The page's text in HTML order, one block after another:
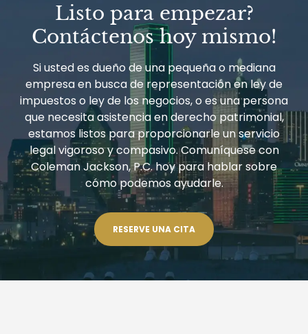
E
INFORMES
DE
BENEFICIARIOS
Listo para empezar?
Contáctenos hoy mismo!
Si usted es dueño de una pequeña o mediana
empresa en busca de representación en ley de
impuestos o ley de los negocios, o es una persona
que necesita asistencia en derecho patrimonial,
estamos listos para proporcionarle un servicio
legal vigoroso y compasivo. Comuníquese con
Coleman Jackson, P.C. hoy para hablar sobre
cómo podemos ayudarle.
RESERVE UNA CITA